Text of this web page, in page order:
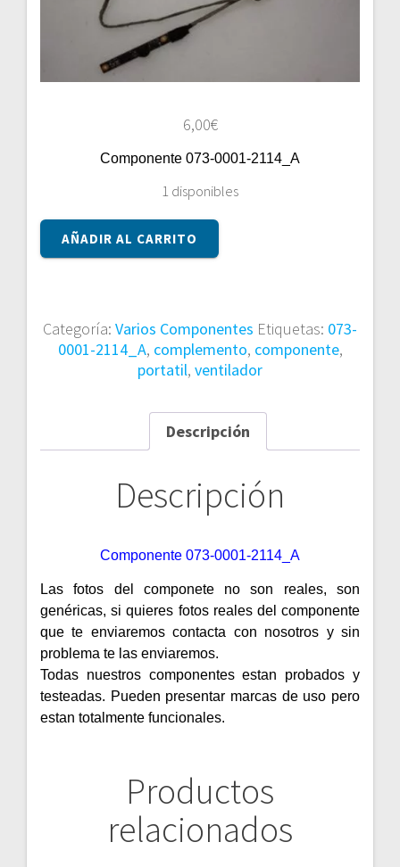
6,00€
Componente 073-0001-2114_A
1 disponibles
Componente
073-
AÑADIR AL CARRITO
Categoría: Varios Componentes Etiquetas: 073-
0001-2114_A, complemento, componente,
portatil, ventilador
Descripción
Descripción
Componente 073-0001-2114_A
Las fotos del componete no son reales, son
genéricas, si quieres fotos reales del componente
que te enviaremos contacta con nosotros y sin
problema te las enviaremos.
Todas nuestros componentes estan probados y
testeadas. Pueden presentar marcas de uso pero
estan totalmente funcionales.
Productos
relacionados